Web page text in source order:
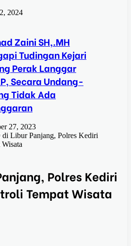
2024
Zaini SH,.MH
Tudingan Kejari
Perak Langgar
Secara Undang-
Tidak Ada
27, 2023
Libur Panjang, Polres Kediri
Polres Kediri
Tempat Wisata